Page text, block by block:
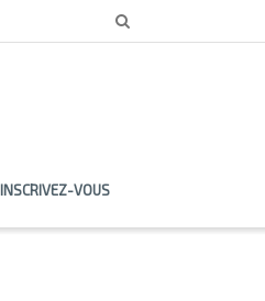
INSCRIVEZ-VOUS